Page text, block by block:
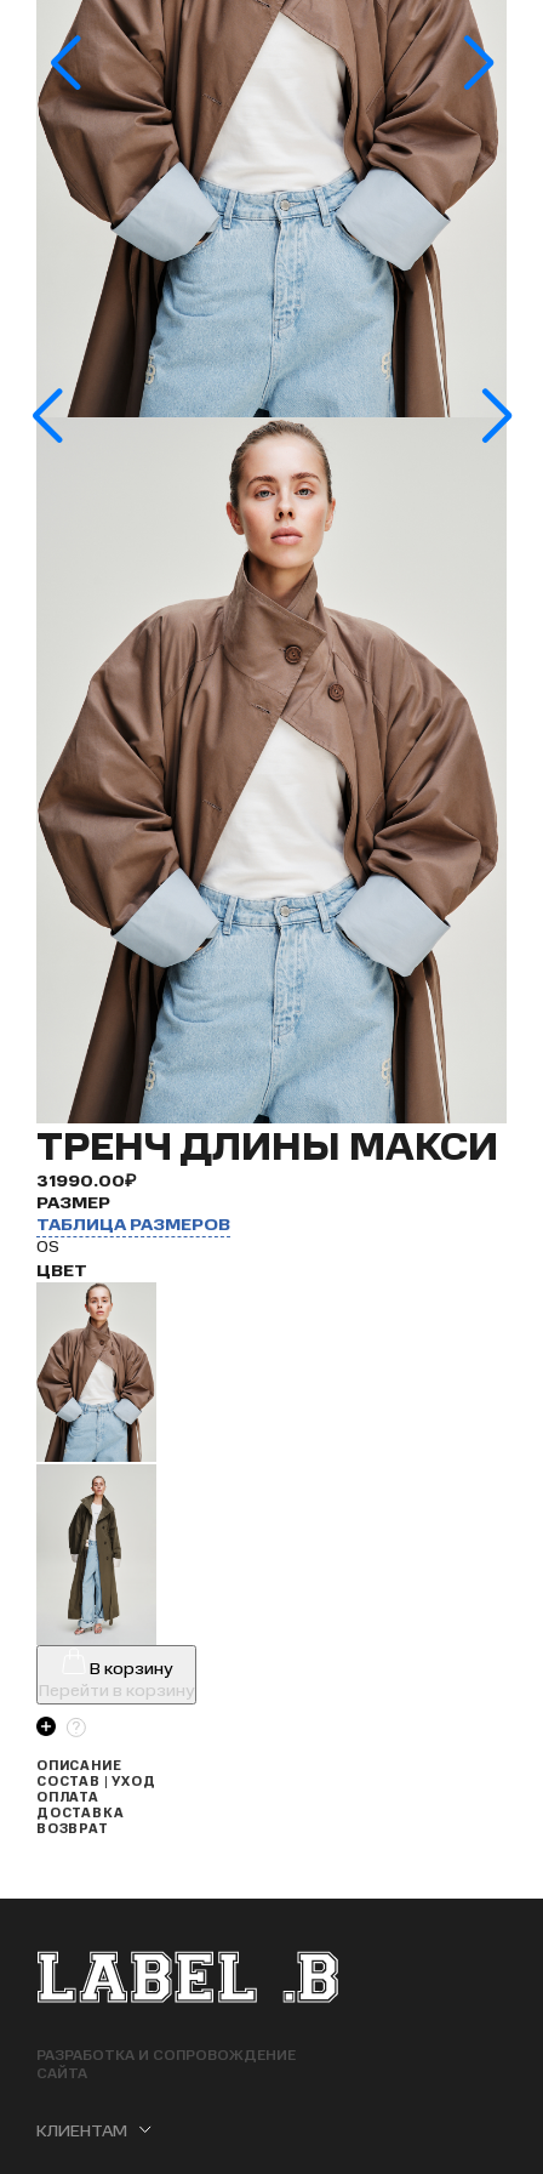
ТРЕНЧ ДЛИНЫ МАКСИ
31990.00₽
РАЗМЕР
ТАБЛИЦА РАЗМЕРОВ
OS
ЦВЕТ
В корзину
Перейти в корзину
ОПИСАНИЕ
СОСТАВ | УХОД
ОПЛАТА
ДОСТАВКА
ВОЗВРАТ
ФУТЕР САЙТА
РАЗРАБОТКА И СОПРОВОЖДЕНИЕ
САЙТА
КЛИЕНТАМ